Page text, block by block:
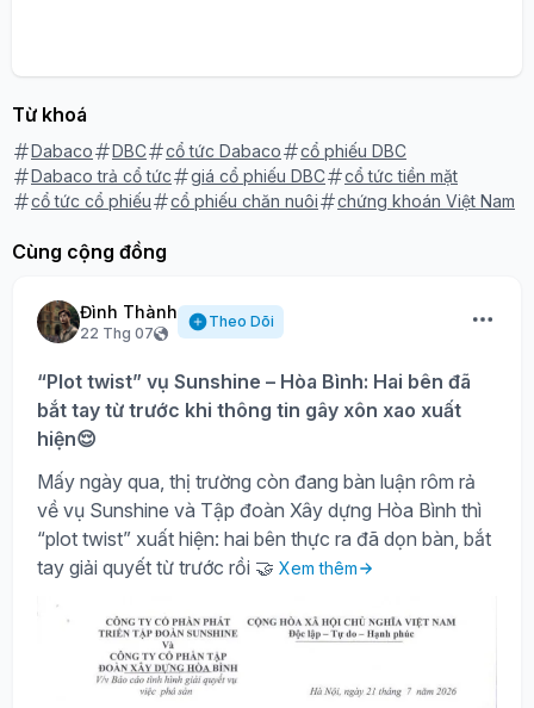
Từ khoá
Dabaco DBC cổ tức Dabaco
cổ phiếu DBC
Dabaco trả cổ tức
giá cổ phiếu DBC
cổ tức tiền mặt
cổ tức cổ phiếu
cổ phiếu chăn nuôi chứng khoán Việt Nam
Cùng cộng đồng
Đình Thành
22 Thg 07
Theo Dõi
“Plot twist” vụ Sunshine – Hòa Bình: Hai bên đã
bắt tay từ trước khi thông tin gây xôn xao xuất
hiện😌
Mấy ngày qua, thị trường còn đang bàn luận rôm rả
về vụ Sunshine và Tập đoàn Xây dựng Hòa Bình thì
“plot twist” xuất hiện: hai bên thực ra đã dọn bàn, bắt
tay giải quyết từ trước rồi 🤝 Xem thêm